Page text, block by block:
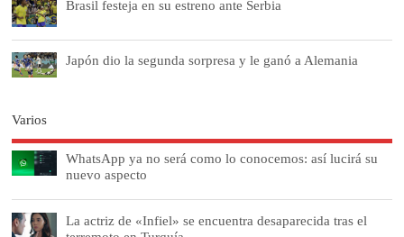
Brasil festeja en su estreno ante Serbia
Japón dio la segunda sorpresa y le ganó a Alemania
Varios
WhatsApp ya no será como lo conocemos: así lucirá su
nuevo aspecto
La actriz de «Infiel» se encuentra desaparecida tras el